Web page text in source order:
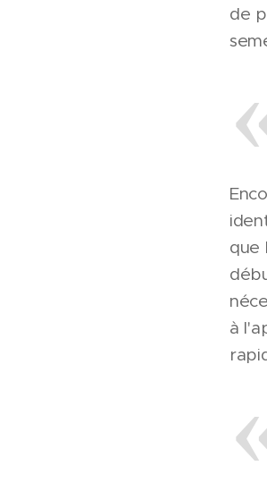
de
que
à